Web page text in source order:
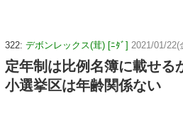
322: デボンレックス(茸) [ﾆﾀﾞ] 2021/01/
定年制は比例名簿に載せる
小選挙区は年齢関係ない